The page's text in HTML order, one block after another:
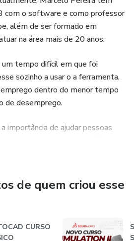
com o software e como professor
além de ser formado em
na área mais de 20 anos.
tempo difícil em que foi
sozinho a usar o a ferramenta,
dentro do menor tempo
de desemprego.
importância de ajudar pessoas
como uma plataforma
adquirido há sete anos,
tempo diversos cursos com
Atualmente, somos mais de
umas com as outras no canal!
de quem criou esse
CURSO